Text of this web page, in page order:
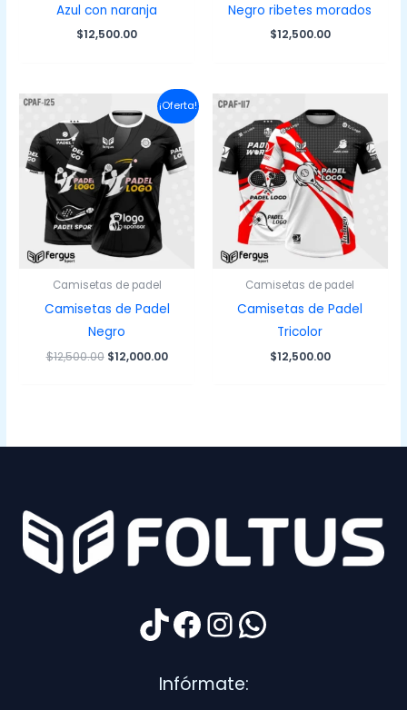
Azul con naranja
$12,500.00
Negro ribetes morados
$12,500.00
¡Oferta!
Camisetas de padel
Camisetas de Padel
Negro
$12,500.00 El
$12,000.00El
Camisetas de padel
Camisetas de Padel
Tricolor
$12,500.00
TikTok
Facebook
Instagram
WhatsApp
Infórmate: